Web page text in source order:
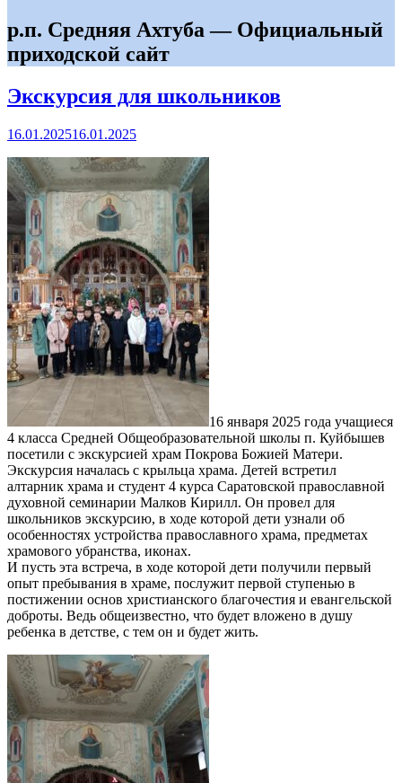
р.п. Средняя Ахтуба — Официальный
приходской сайт
Экскурсия для школьников
16.01.202516.01.2025
16 января 2025 года учащиеся
4 класса Средней Общеобразовательной школы п. Куйбышев
посетили с экскурсией храм Покрова Божией Матери.
Экскурсия началась с крыльца храма. Детей встретил
алтарник храма и студент 4 курса Саратовской православной
духовной семинарии Малков Кирилл. Он провел для
школьников экскурсию, в ходе которой дети узнали об
особенностях устройства православного храма, предметах
храмового убранства, иконах.
И пусть эта встреча, в ходе которой дети получили первый
опыт пребывания в храме, послужит первой ступенью в
постижении основ христианского благочестия и евангельской
доброты. Ведь общеизвестно, что будет вложено в душу
ребенка в детстве, с тем он и будет жить.